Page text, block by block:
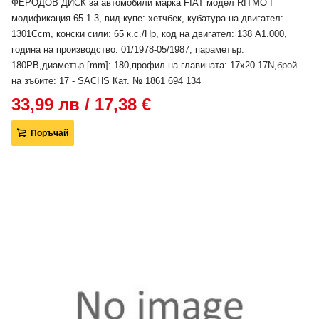
ФЕРОДОВ ДИСК за автомобили марка FIAT модел RITMO I
модификация 65 1.3, вид купе: хетчбек, кубатура на двигател:
1301Ccm, конски сили: 65 к.с./Hp, код на двигател: 138 A1.000,
година на производство: 01/1978-05/1987, параметър:
180PB,диаметър [mm]: 180,профил на главината: 17x20-17N,брой
на зъбите: 17 - SACHS Кат. № 1861 694 134
33,99 лв / 17,38 €
Поръчай